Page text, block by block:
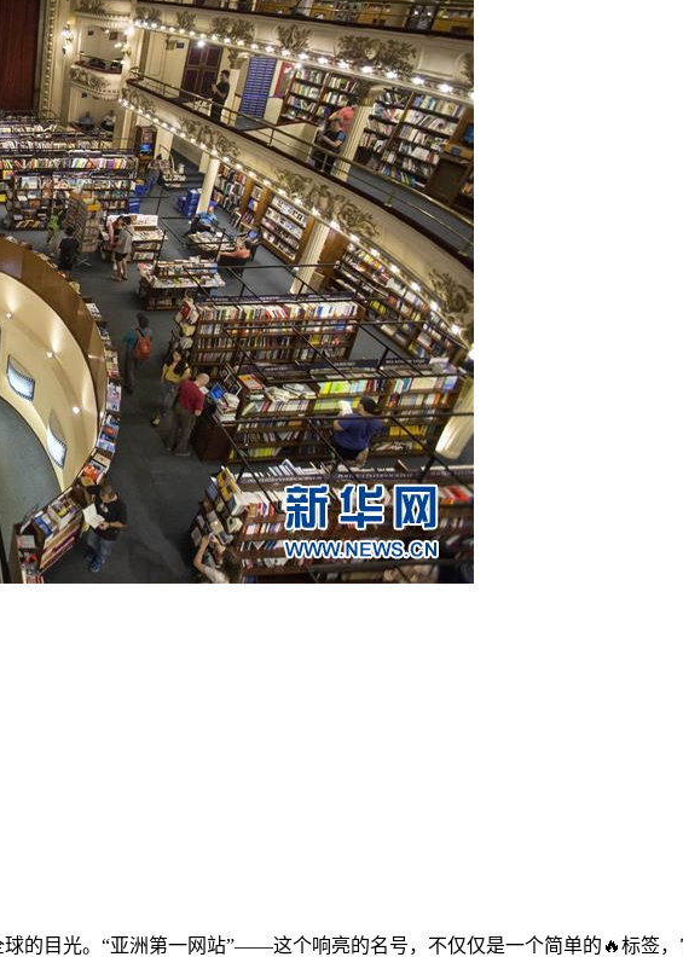
的目光。“亚洲第一网站”——这个响亮的名号，不仅仅是一个简单的🔥标签